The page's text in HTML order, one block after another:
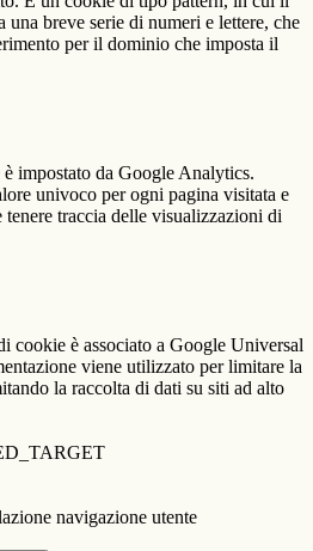
una breve serie di numeri e lettere, che
per il dominio che imposta il
impostato da Google Analytics.
univoco per ogni pagina visitata e
traccia delle visualizzazioni di
cookie è associato a Google Universal
viene utilizzato per limitare la
la raccolta di dati su siti ad alto
navigazione utente